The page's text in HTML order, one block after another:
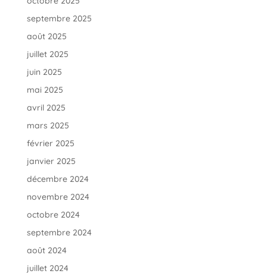
septembre 2025
août 2025
juillet 2025
juin 2025
mai 2025
avril 2025
mars 2025
février 2025
janvier 2025
décembre 2024
novembre 2024
octobre 2024
septembre 2024
août 2024
juillet 2024